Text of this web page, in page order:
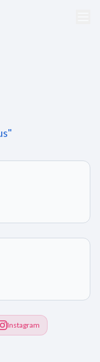
"
Instagram